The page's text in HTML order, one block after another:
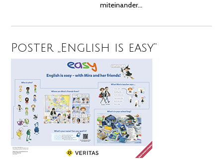
miteinander…
Poster „English is easy“